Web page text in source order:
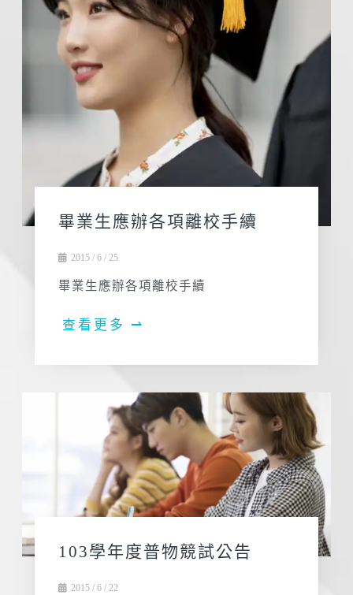
畢業生應辦各項離校手續
2015 / 6 / 25
畢業生應辦各項離校手續
查看更多 ⇀
103學年度普物競試公告
2015 / 6 / 22